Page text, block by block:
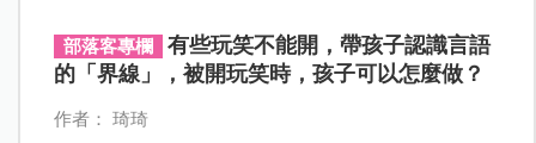
部落客專欄
有些玩笑不能開，帶孩子認識言語
的「界線」，被開玩笑時，孩子可以怎麼做？
作者： 琦琦